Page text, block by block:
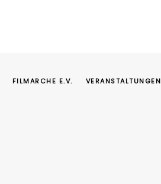
FILMARCHE E.V. VERANSTALTUNGEN